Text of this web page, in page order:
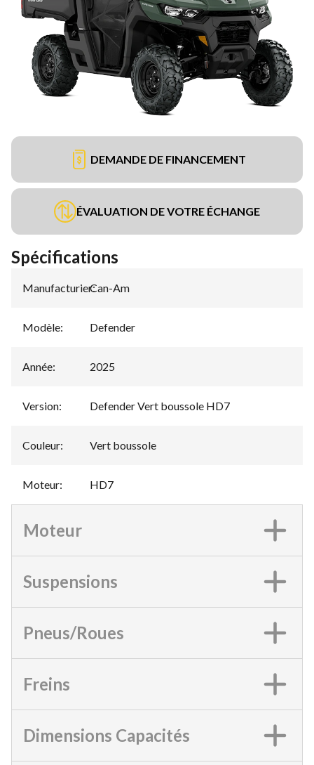
DEMANDE DE FINANCEMENT
ÉVALUATION DE VOTRE ÉCHANGE
Spécifications
Manufacturier:
Can-Am
Modèle: Defender
Année: 2025
Version: Defender Vert boussole HD7
Couleur: Vert boussole
Moteur: HD7
Moteur
Suspensions
Pneus/Roues
Freins
Dimensions Capacités